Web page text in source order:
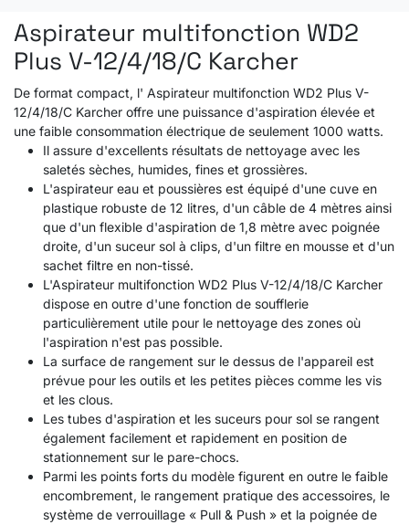
Aspirateur multifonction WD2
Plus V-12/4/18/C Karcher
De format compact, l' Aspirateur multifonction WD2 Plus V-
12/4/18/C Karcher offre une puissance d'aspiration élevée et
une faible consommation électrique de seulement 1000 watts.
Il assure d'excellents résultats de nettoyage avec les
saletés sèches, humides, fines et grossières.
L'aspirateur eau et poussières est équipé d'une cuve en
plastique robuste de 12 litres, d'un câble de 4 mètres ainsi
que d'un flexible d'aspiration de 1,8 mètre avec poignée
droite, d'un suceur sol à clips, d'un filtre en mousse et d'un
sachet filtre en non-tissé.
L'Aspirateur multifonction WD2 Plus V-12/4/18/C Karcher
dispose en outre d'une fonction de soufflerie
particulièrement utile pour le nettoyage des zones où
l'aspiration n'est pas possible.
La surface de rangement sur le dessus de l'appareil est
prévue pour les outils et les petites pièces comme les vis
et les clous.
Les tubes d'aspiration et les suceurs pour sol se rangent
également facilement et rapidement en position de
stationnement sur le pare-chocs.
Parmi les points forts du modèle figurent en outre le faible
encombrement, le rangement pratique des accessoires, le
système de verrouillage « Pull & Push » et la poignée de